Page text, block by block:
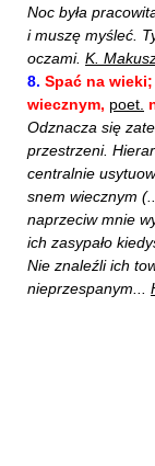
Noc była
i muszę myśleć.
oczami. K.
8. Spać na
wiecznym, poet.
Odznacza się
przestrzeni.
centralnie
snem wiecznym
naprzeciw mnie
ich zasypało
Nie znaleźli ich
nieprzespanym...